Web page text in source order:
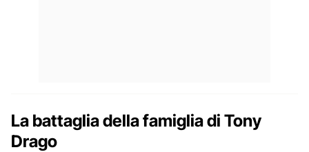
La battaglia della famiglia di Tony
Drago